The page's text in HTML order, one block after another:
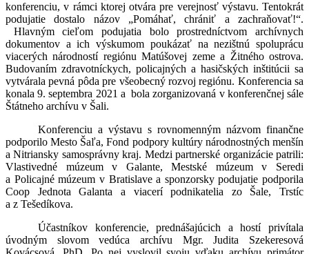
konferenciu, v rámci ktorej otvára pre verejnosť výstavu. Tentokrát
podujatie dostalo názov „Pomáhať, chrániť a zachraňovať!“.
Hlavným cieľom podujatia bolo prostredníctvom archívnych
dokumentov a ich výskumom poukázať na nezištnú spoluprácu
viacerých národností regiónu Matúšovej zeme a Žitného ostrova.
Budovaním zdravotníckych, policajných a hasičských inštitúcii sa
vytvárala pevná pôda pre všeobecný rozvoj regiónu. Konferencia sa
konala 9. septembra 2021 a bola zorganizovaná v konferenčnej sále
Štátneho archívu v Šali.
Konferenciu a výstavu s rovnomenným názvom finančne
podporilo Mesto Šaľa, Fond podpory kultúry národnostných menšín
a Nitriansky samosprávny kraj. Medzi partnerské organizácie patrili:
Vlastivedné múzeum v Galante, Mestské múzeum v Seredi
a Policajné múzeum v Bratislave a sponzorsky podujatie podporila
Coop Jednota Galanta a viacerí podnikatelia zo Šale, Trstíc
a z Tešedíkova.
Účastníkov konferencie, prednášajúcich a hostí privítala
úvodným slovom vedúca archívu Mgr. Judita Szekeresová